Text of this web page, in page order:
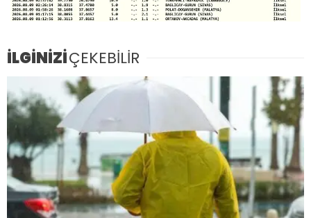
İLGİNİZİÇEKEBİLİR